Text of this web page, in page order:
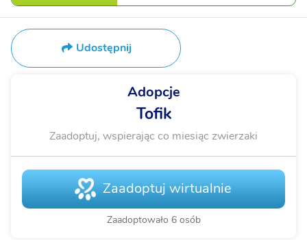
Udostępnij
Adopcje
Tofik
Zaadoptuj, wspierając co miesiąc zwierzaki
Zaadoptuj wirtualnie
Zaadoptowało 6 osób